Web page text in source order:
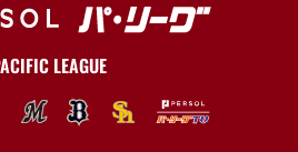
LEAGUE